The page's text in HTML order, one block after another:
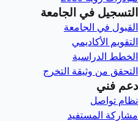
التسجيل في الجامعة
القبول في الجامعة
التقويم الأكاديمي
الخطط الدراسية
التحقق من وثيقة التخرج
دعم فني
نظام تواصل
مشاركة المستفيد